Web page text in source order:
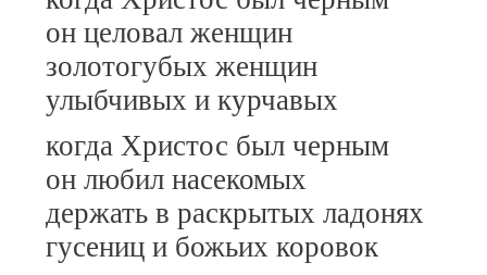
он целовал женщин
золотогубых женщин
улыбчивых и курчавых
когда Христос был черным
он любил насекомых
держать в раскрытых ладонях
гусениц и божьих коровок